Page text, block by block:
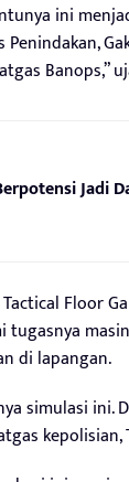
ini
Banops,”
Jadi
Floor
di lapangan.
simulasi ini.